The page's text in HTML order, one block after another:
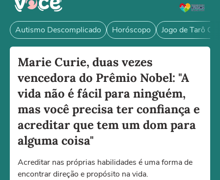
Autismo Descomplicado Horóscopo Jogo de Tarô
Marie Curie, duas vezes
vencedora do Prêmio Nobel: "A
vida não é fácil para ninguém,
mas você precisa ter confiança e
acreditar que tem um dom para
alguma coisa"
Acreditar nas próprias habilidades é uma forma de
encontrar direção e propósito na vida.